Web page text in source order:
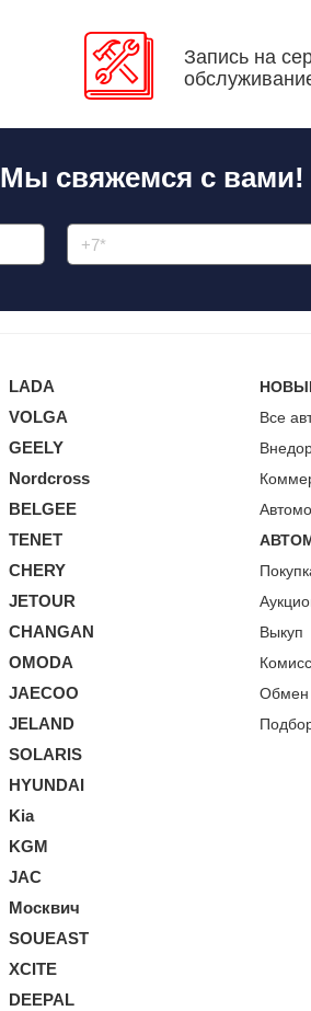
Запись на
Мы свяжемся с вами!
LADA
VOLGA
GEELY
Nordcross
BELGEE
TENET
CHERY
JETOUR
CHANGAN
OMODA
JAECOO
JELAND
SOLARIS
HYUNDAI
Kia
KGM
JAC
Москвич
SOUEAST
XCITE
DEEPAL
Все
Выкуп
Обмен